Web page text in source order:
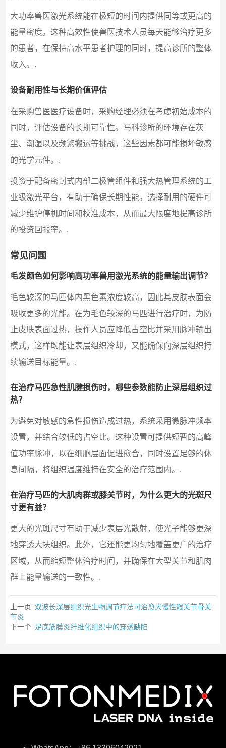
大功率兽医激光系统能在极短的时间内提供同等或更高的
能量密度。这种高效性使兽医技术人员每天能够治疗更多
的患者，在保持高水平患者护理的同时，提高诊所的整体
收入。.
设备耐用性与长期价值评估
在采购兽医医疗设备时，采购经理必须在考虑初始成本的
同时，评估设备的长期可靠性。马科诊所的环境存在灰
尘、潮湿以及频繁搬运等挑战，这些因素都可能损坏敏感
的光学元件。.
投资于配备密封式内部二极管组件和强大热管理系统的工
业级激光平台，有助于确保长期性能。选择耐用的硬件可
减少维护停机时间和校准成本，从而最大限度地提高诊所
的投资回报率。.
常见问题
毛发颜色如何影响高功率兽用激光系统的能量输出调节？
毛色较深的马匹体内黑色素浓度较高，因此其皮肤表面会
吸收更多的光能。在为毛色较深的马匹进行治疗时，为防
止皮肤表面过热，操作人员应降低占空比并采用脉冲输出
模式，这样既能让表层组织冷却，又能确保向深层组织持
续输送目标能量。.
在治疗马匹急性肌腱损伤时，哪些参数能防止深层组织过
热？
为避免对敏感的急性损伤造成过热，系统采用微脉冲频率
设置，并结合较低的占空比。这种设置可提供短暂的高峰
值功率脉冲，以在细胞层面促进愈合，同时设置足够的休
息间隔，将组织温度维持在安全的治疗范围内。.
在治疗马匹的大肌肉群或膝关节时，为什么更大的光斑尺
寸更有益？
更大的光斑尺寸有助于减少表层光散射，使光子能够更深
地穿透大块组织。此外，它还能更均匀地覆盖更广的治疗
区域，从而缩短整体治疗时间，并确保在大型关节和肌肉
群上能量输送的一致性。.
上一页 双波长深层组织光生物调节疗法可治愈犬慢性髋关节骨关
节炎
下一个 足底筋膜炎纤维化组织中的穿透缺陷